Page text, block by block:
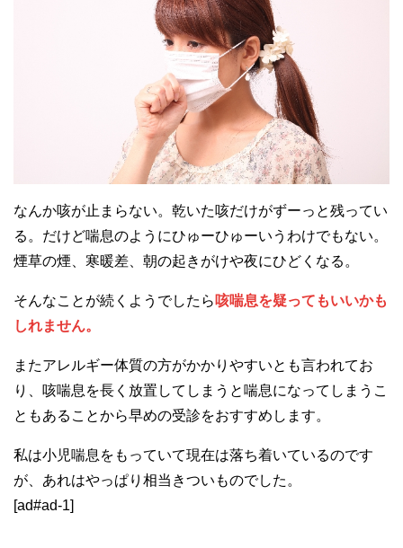
なんか咳が止まらない。乾いた咳だけがずーっと残ってい
る。だけど喘息のようにひゅーひゅーいうわけでもない。
煙草の煙、寒暖差、朝の起きがけや夜にひどくなる。
そんなことが続くようでしたら 咳喘息を疑ってもいいかも
しれません。
またアレルギー体質の方がかかりやすいとも言われてお
り、咳喘息を長く放置してしまうと喘息になってしまうこ
ともあることから早めの受診をおすすめします。
私は小児喘息をもっていて現在は落ち着いているのです
が、あれはやっぱり相当きついものでした。
[ad#ad-1]